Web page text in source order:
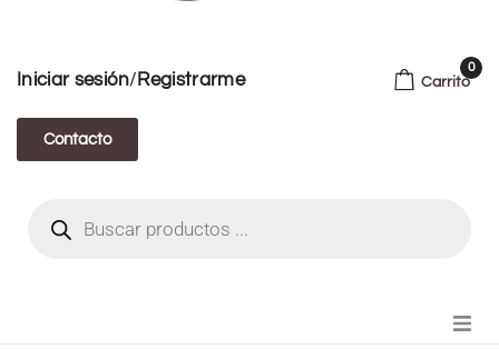
Iniciar sesión/ Registrarme
Contacto
Carrito
0